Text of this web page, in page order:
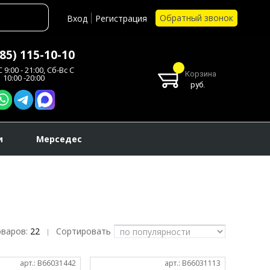
Вход Регистрация Обратный звонок
115-10-10
9:00 - 21:00, Сб-Вс С
10:00 -20:00
Корзина
руб.
Мерседес
22 | Сортировать
арт.: B66031442 арт.: B66031113